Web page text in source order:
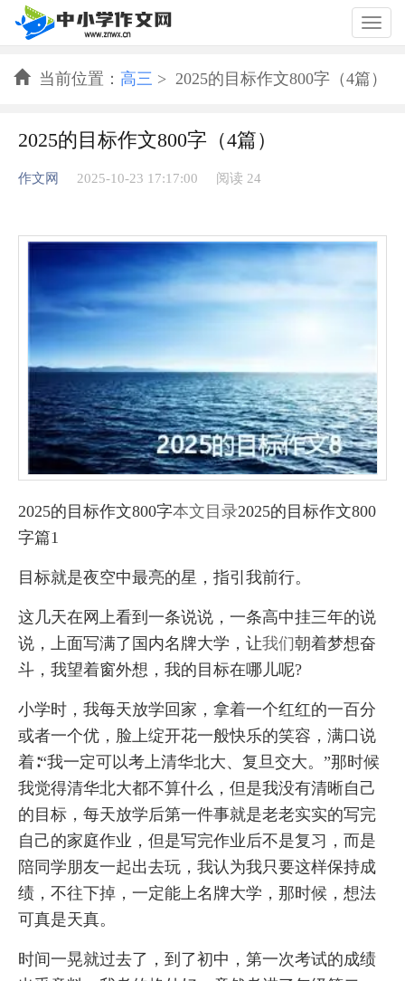
当前位置： 高三 > 2025的目标作文800字（4篇）
2025的目标作文800字（4篇）
作文网 2025-10-23 17:17:00 阅读 24
2025的目标作文800字本文目录2025的目标作文800
字篇1
目标就是夜空中最亮的星，指引我前行。
这几天在网上看到一条说说，一条高中挂三年的说
说，上面写满了国内名牌大学，让我们朝着梦想奋
斗，我望着窗外想，我的目标在哪儿呢?
小学时，我每天放学回家，拿着一个红红的一百分
或者一个优，脸上绽开花一般快乐的笑容，满口说
着∶“我一定可以考上清华北大、复旦交大。”那时候
我觉得清华北大都不算什么，但是我没有清晰自己
的目标，每天放学后第一件事就是老老实实的写完
自己的家庭作业，但是写完作业后不是复习，而是
陪同学朋友一起出去玩，我认为我只要这样保持成
绩，不往下掉，一定能上名牌大学，那时候，想法
可真是天真。
时间一晃就过去了，到了初中，第一次考试的成绩